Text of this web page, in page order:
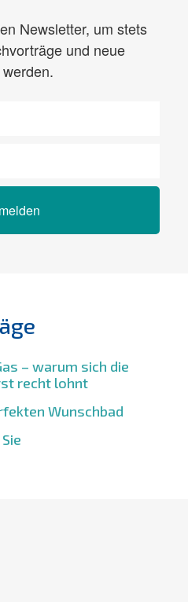
Newsletter, um stets
und neue
– warum sich die
recht lohnt
Wunschbad